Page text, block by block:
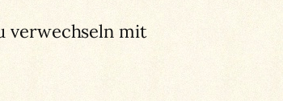
verwechseln mit